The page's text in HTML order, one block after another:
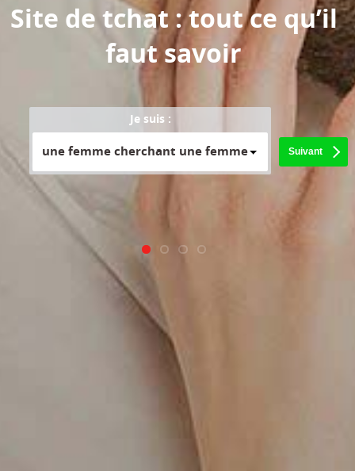
Site de tchat : tout ce qu’il
faut savoir
Je suis :
une femme cherchant une femme Suivant